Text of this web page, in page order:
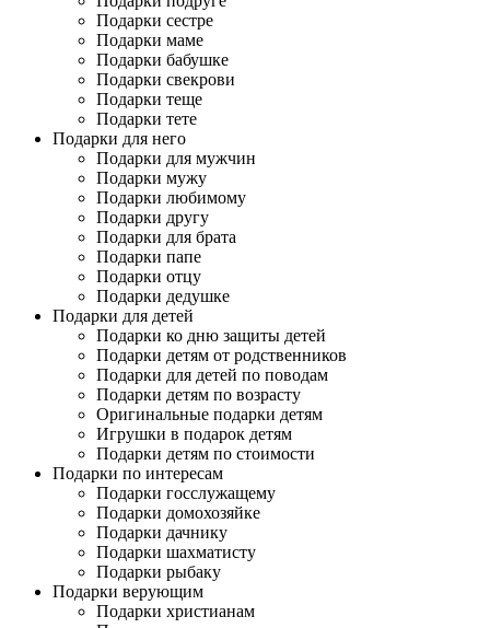
Подарки сестре
Подарки маме
Подарки бабушке
Подарки свекрови
Подарки теще
Подарки тете
Подарки для него
Подарки для мужчин
Подарки мужу
Подарки любимому
Подарки другу
Подарки для брата
Подарки папе
Подарки отцу
Подарки дедушке
Подарки для детей
Подарки ко дню защиты детей
Подарки детям от родственников
Подарки для детей по поводам
Подарки детям по возрасту
Оригинальные подарки детям
Игрушки в подарок детям
Подарки детям по стоимости
Подарки по интересам
Подарки госслужащему
Подарки домохозяйке
Подарки дачнику
Подарки шахматисту
Подарки рыбаку
Подарки верующим
Подарки христианам